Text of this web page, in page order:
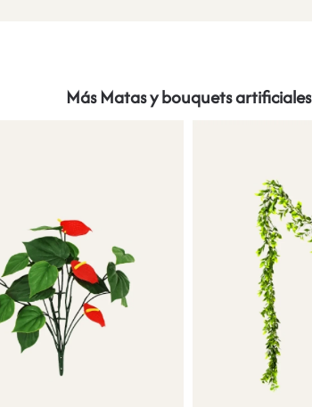
Más Matas y bouquets artificiales